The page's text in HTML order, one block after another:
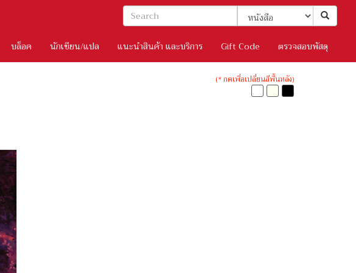
บล็อค นักเขียน/แปล แนะนำสินค้า และบริการ Gift Code ตรวจสอบพัสดุ
(* กดเพื่อเปลี่ยนสีพื้นหลัง)